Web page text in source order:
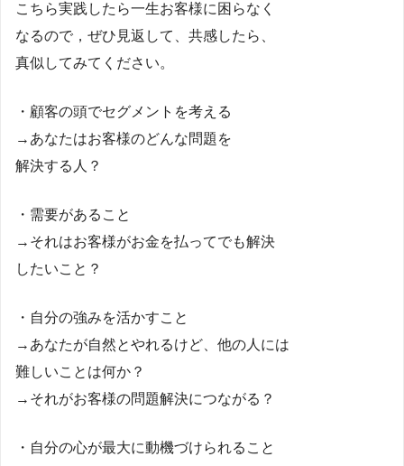
こちら実践したら一生お客様に困らなく
なるので，ぜひ見返して、共感したら、
真似してみてください。
・顧客の頭でセグメントを考える
→あなたはお客様のどんな問題を
解決する人？
・需要があること
→それはお客様がお金を払ってでも解決
したいこと？
・自分の強みを活かすこと
→あなたが自然とやれるけど、他の人には
難しいことは何か？
→それがお客様の問題解決につながる？
・自分の心が最大に動機づけられること